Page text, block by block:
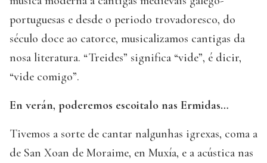
portuguesas e desde o periodo trovadoresco, do
século doce ao catorce, musicalizamos cantigas da
nosa literatura. “Treides” significa “vide”, é dicir,
“vide comigo”.
En verán, poderemos escoitalo nas Ermidas…
Tivemos a sorte de cantar nalgunhas igrexas, coma a
de San Xoan de Moraime, en Muxía, e a acústica nas